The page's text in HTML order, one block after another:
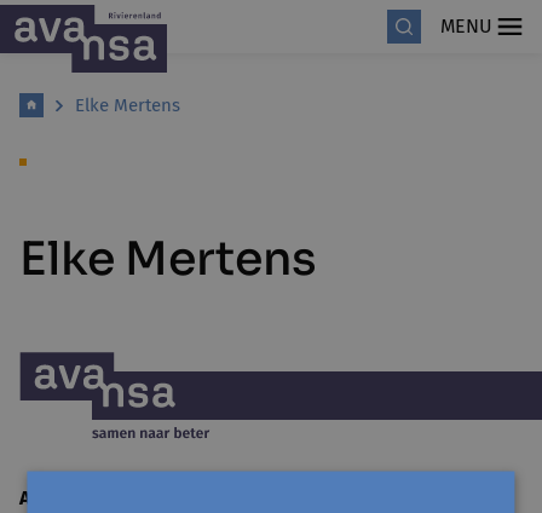
MENU
Elke Mertens
Elke Mertens
Avansa Rivierenland